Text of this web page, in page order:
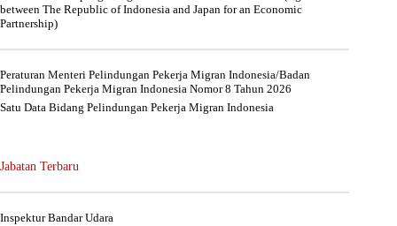
between The Republic of Indonesia and Japan for an Economic
Partnership)
Peraturan Menteri Pelindungan Pekerja Migran Indonesia/Badan
Pelindungan Pekerja Migran Indonesia Nomor 8 Tahun 2026
Satu Data Bidang Pelindungan Pekerja Migran Indonesia
Jabatan Terbaru
Inspektur Bandar Udara